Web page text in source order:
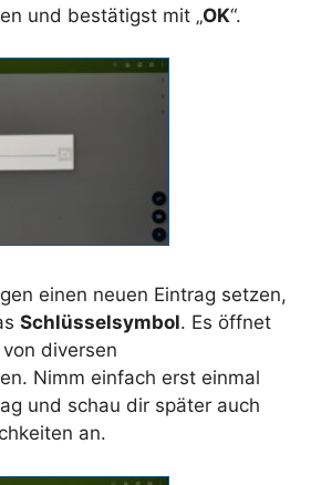
und bestätigst mit „OK“.
einen neuen Eintrag setzen,
Schlüsselsymbol. Es öffnet
diversen
Nimm einfach erst einmal
und schau dir später auch
an.